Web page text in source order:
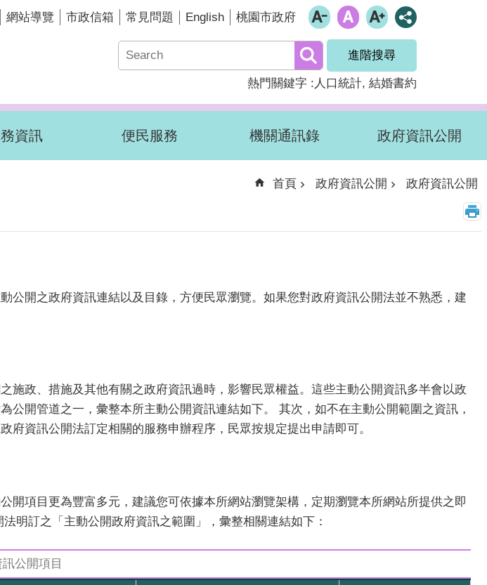
網站導覽 市政信箱 常見問題 English 桃園市政府
進階搜尋
熱門關鍵字 人口統計 結婚書約
資訊 便民服務 機關通訊錄 政府資訊公開
首頁 政府資訊公開 政府資訊公開
開之政府資訊連結以及目錄，方便民眾瀏覽。如果您對政府資訊公開法並不熟悉，建
政、措施及其他有關之政府資訊過時，影響民眾權益。這些主動公開資訊多半會以政
開管道之一，彙整本所主動公開資訊連結如下。 其次，如不在主動公開範圍之資訊，
資訊公開法訂定相關的服務申辦程序，民眾按規定提出申請即可。
項目更為豐富多元，建議您可依據本所網站瀏覽架構，定期瀏覽本所網站所提供之即
明訂之「主動公開政府資訊之範圍」，彙整相關連結如下：
公開項目